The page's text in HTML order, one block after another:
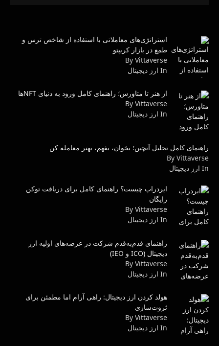
استراتژی‌های معاملاتی با استفاده از شاخص ترس و
طمع در بازار کریپتو
By Vittaverse
In ارز دیجیتال
از هنر تا متاورس؛ راهنمای کامل ورود به دنیای NFTها
By Vittaverse
In ارز دیجیتال
راهنمای کامل تحلیل آنچین؛ بخوان، بفهم، بهتر معامله کن
By Vittaverse
In ارز دیجیتال
ایردراپ چیست؟ راهنمای کامل برای دریافت توکن
رایگان
By Vittaverse
In ارز دیجیتال
راهنمای قدم‌به‌قدم شرکت در عرضه‌های اولیه ارز
دیجیتال (ICO و IEO)
By Vittaverse
In ارز دیجیتال
هولد کردن ارز دیجیتال: راهی آرام اما مطمئن برای
ثروت‌سازی
By Vittaverse
In ارز دیجیتال